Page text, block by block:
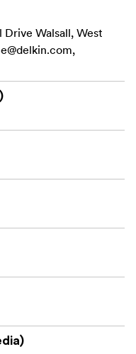
820 MB/s
data med
Det ger den
från kort
filer och
Detta är perfekt för
behöver ladda ur
Drive Walsall, West
,